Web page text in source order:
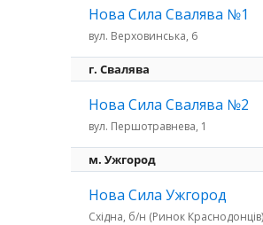
Нова Сила Свалява №1
вул. Верховинська, 6
г. Свалява
Нова Сила Свалява №2
вул. Першотравнева, 1
м. Ужгород
Нова Сила Ужгород
Східна, б/н (Ринок Краснодонців)